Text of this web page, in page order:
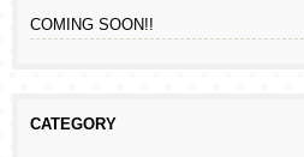
COMING SOON!!
CATEGORY